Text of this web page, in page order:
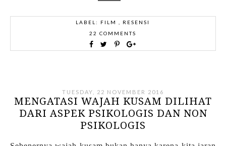
LABEL: FILM
RESENSI
22 COMMENTS
TUESDAY, 22 NOVEMBER 2016
MENGATASI WAJAH KUSAM DILIHAT
DARI ASPEK PSIKOLOGIS DAN NON
PSIKOLOGIS